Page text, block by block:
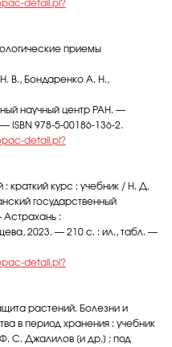
detail.pl?
приемы
В., Бондаренко А. Н.,
научный центр РАН. —
ISBN 978-5-00186-136-2.
detail.pl?
краткий курс : учебник / Н. Д.
государственный
Астрахань :
2023. — 210 с. : ил., табл. —
detail.pl?
растений. Болезни и
в период хранения : учебник
С. Джалилов [и др.] ; под